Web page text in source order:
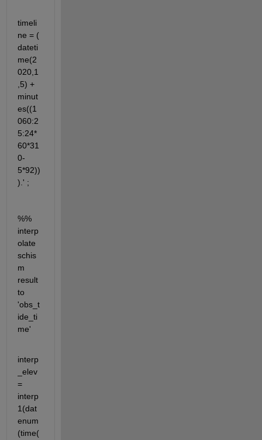
timeli
ne = (
dateti
me(2
020,1
,5) +
minut
es((1
060:2
5:24*
60*31
0-
5*92))
).' ;
%%
interp
olate
schis
m
result
to
'obs_t
ide_ti
me'
interp
_elev
=
interp
1(dat
enum
(time(